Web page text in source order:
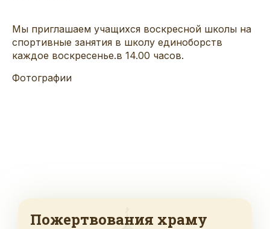
Мы приглашаем учащихся воскресной школы на
спортивные занятия в школу единоборств
каждое воскресенье.в 14.00 часов.
Фотографии
Пожертвования храму